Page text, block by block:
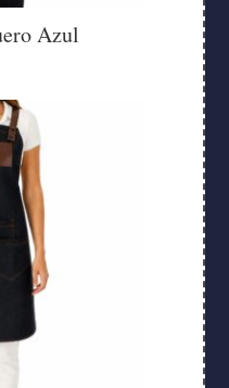
Azul